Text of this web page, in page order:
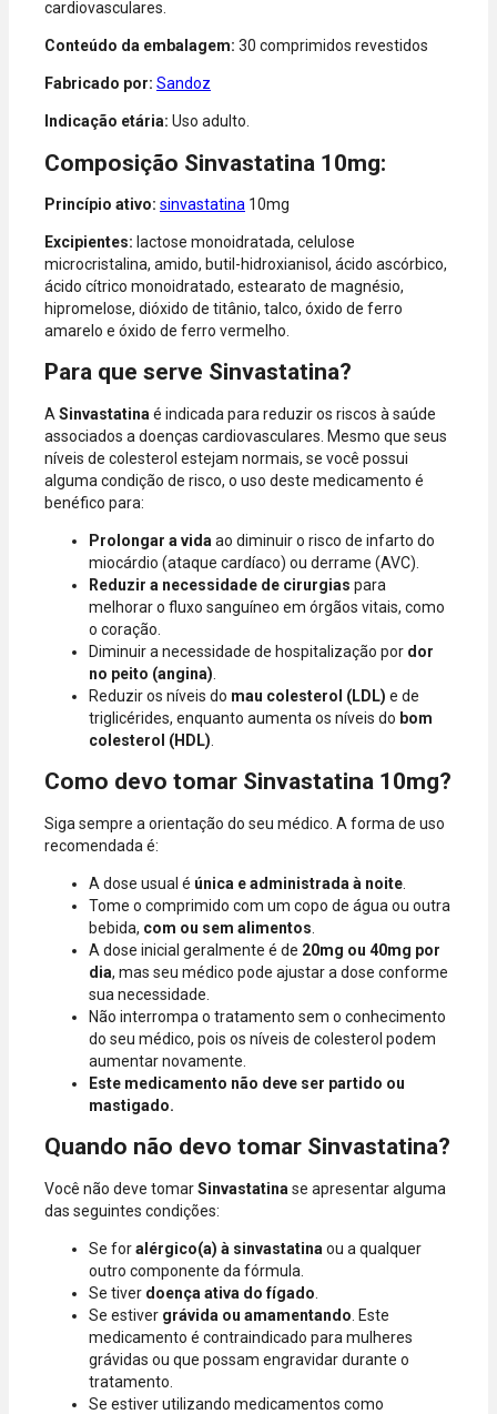
Express, Elo e
Diners.
cardiovasculares.
Conteúdo da embalagem: 30 comprimidos revestidos
Fabricado por: Sandoz
Indicação etária: Uso adulto.
Composição Sinvastatina 10mg:
Princípio ativo: sinvastatina 10mg
Excipientes: lactose monoidratada, celulose
microcristalina, amido, butil-hidroxianisol, ácido ascórbico,
ácido cítrico monoidratado, estearato de magnésio,
hipromelose, dióxido de titânio, talco, óxido de ferro
amarelo e óxido de ferro vermelho.
Para que serve Sinvastatina?
A Sinvastatina é indicada para reduzir os riscos à saúde
associados a doenças cardiovasculares. Mesmo que seus
níveis de colesterol estejam normais, se você possui
alguma condição de risco, o uso deste medicamento é
benéfico para:
Prolongar a vida ao diminuir o risco de infarto do
miocárdio (ataque cardíaco) ou derrame (AVC).
Reduzir a necessidade de cirurgias para
melhorar o fluxo sanguíneo em órgãos vitais, como
o coração.
Diminuir a necessidade de hospitalização por dor
no peito (angina)
Reduzir os níveis do mau colesterol (LDL) e de
triglicérides, enquanto aumenta os níveis do bom
colesterol (HDL)
Como devo tomar Sinvastatina 10mg?
Siga sempre a orientação do seu médico. A forma de uso
recomendada é:
A dose usual é única e administrada à noite
Tome o comprimido com um copo de água ou outra
bebida, com ou sem alimentos
A dose inicial geralmente é de 20mg ou 40mg por
dia, mas seu médico pode ajustar a dose conforme
sua necessidade.
Não interrompa o tratamento sem o conhecimento
do seu médico, pois os níveis de colesterol podem
aumentar novamente.
Este medicamento não deve ser partido ou
mastigado.
Quando não devo tomar Sinvastatina?
Você não deve tomarSinvastatina se apresentar alguma
das seguintes condições:
Se foralérgico(a) à sinvastatina ou a qualquer
outro componente da fórmula.
Se tiver doença ativa do fígado
Se estiver grávida ou amamentando . Este
medicamento é contraindicado para mulheres
grávidas ou que possam engravidar durante o
tratamento.
Se estiver utilizando medicamentos como